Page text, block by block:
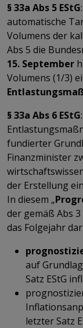
§ 33a Abs 5 EStG
automatische
Volumens der
Abs 5 die
15. September
Volumens (1/3)
§ 33a Abs 6 EStG
fundierter
Finanzminister
der Erstellung
In diesem „
der gemäß Abs
das Folgejahr
auf
Satz EStG
letzter Satz